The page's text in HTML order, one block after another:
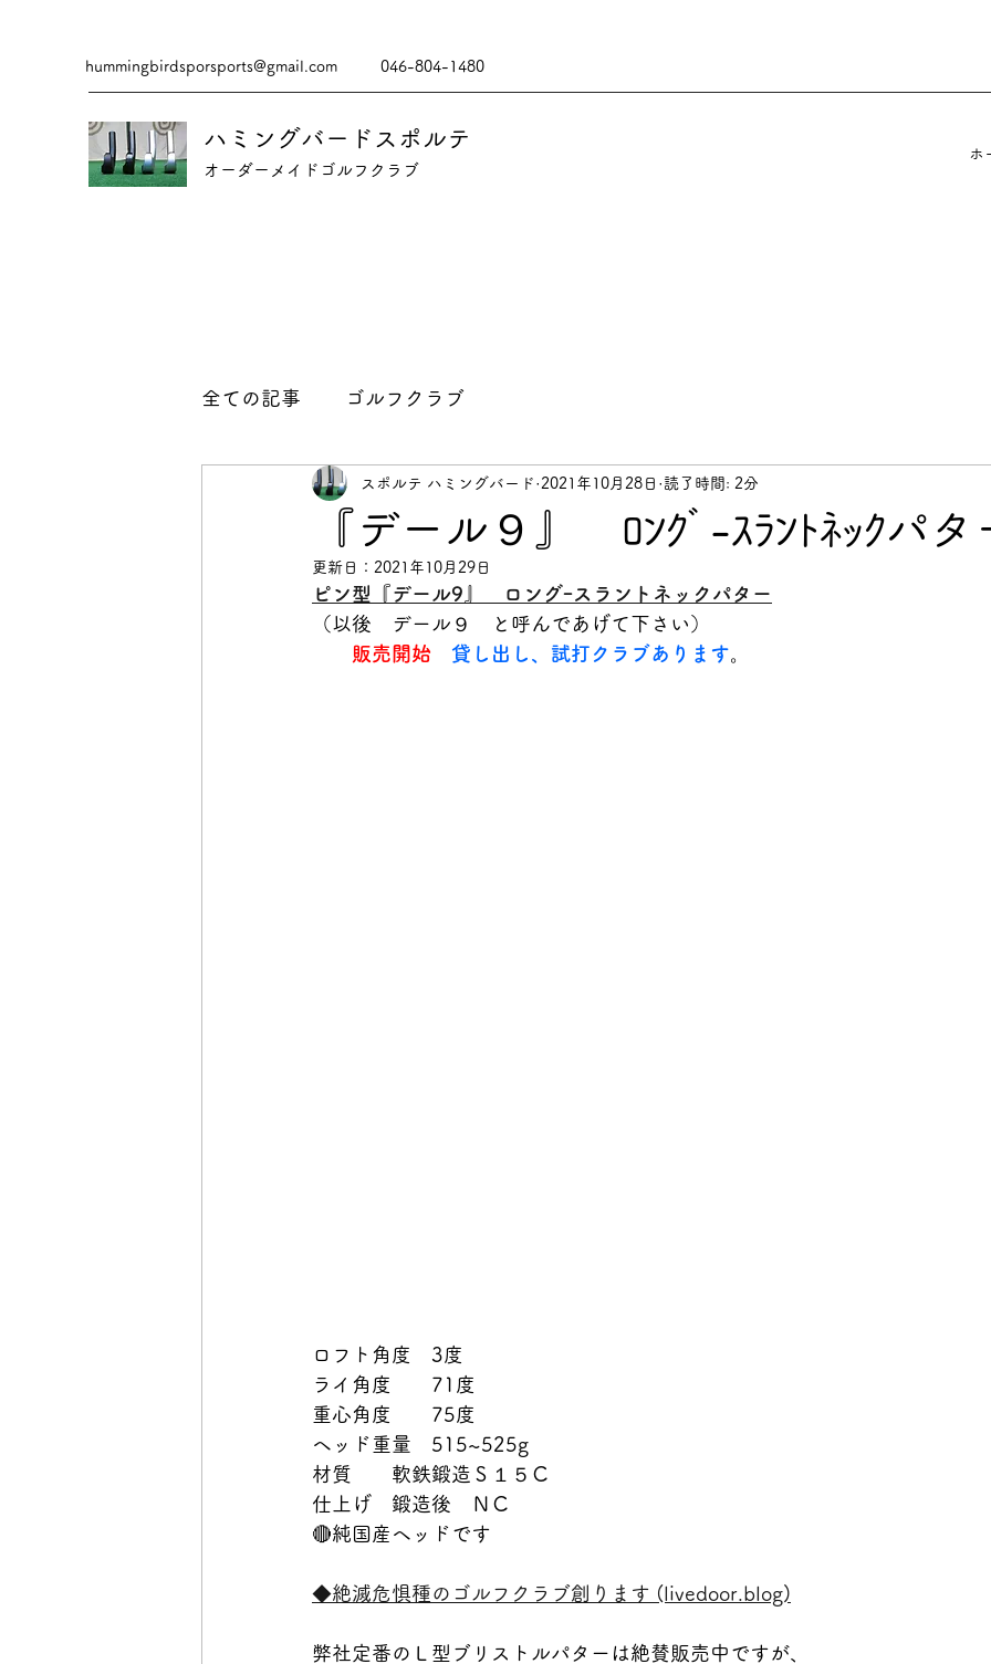
hummingbirdsporsports@gmail.com 046-804-1480
ハミングバードスポルテ
​​オーダーメイドゴルフクラブ
ホ
全ての記事 ゴルフクラブ
『デール９』 ﾛﾝｸﾞ-ｽﾗﾝﾄﾈｯｸパタ
スポルテ ハミングバード 2021年10月28日 読了時間: 2分
更新日： 2021年10月29日
ピン型『デール9』　ロングｰスラントネックパター
（以後　デール９　と呼んであげて下さい）
販売開始
貸し出し、試打クラブあります。
ロフト角度　3度
ライ角度　　71度
重心角度　　75度
ヘッド重量　515~525g
材質　　軟鉄鍛造Ｓ１５Ｃ
仕上げ　鍛造後　ＮＣ
🔴純国産ヘッドです
◆絶滅危惧種のゴルフクラブ創ります (livedoor.blog)
弊社定番のＬ型ブリストルパターは絶賛販売中ですが、